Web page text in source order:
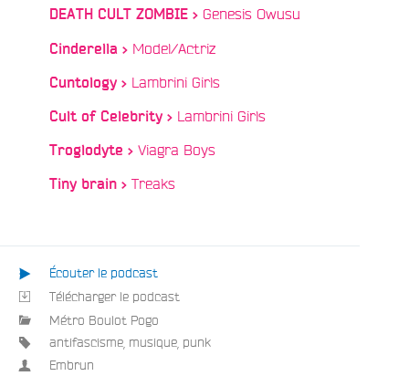
DEATH CULT ZOMBIE > Genesis Owusu
Cinderella > Model/Actriz/
Cuntology > Lambrini Girls/
Cult of Celebrity > Lambrini Girls/
Troglodyte > Viagra Boys/
Tiny brain > Treaks/
Écouter le podcast
Télécharger le podcast
Métro Boulot Pogo
antifascisme musique punk
Embrun